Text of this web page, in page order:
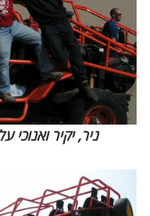
ניר, יקיר